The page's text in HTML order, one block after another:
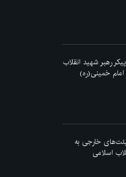
رهبر شهید انقلاب
خمینی(ره)
خارجی به
اسلامی